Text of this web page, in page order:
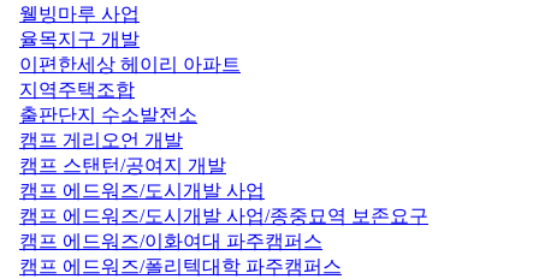
웰빙마루 사업
율목지구 개발
이편한세상 헤이리 아파트
지역주택조합
출판단지 수소발전소
캠프 게리오언 개발
캠프 스탠턴/공여지 개발
캠프 에드워즈/도시개발 사업
캠프 에드워즈/도시개발 사업/종중묘역 보존요구
캠프 에드워즈/이화여대 파주캠퍼스
캠프 에드워즈/폴리텍대학 파주캠퍼스